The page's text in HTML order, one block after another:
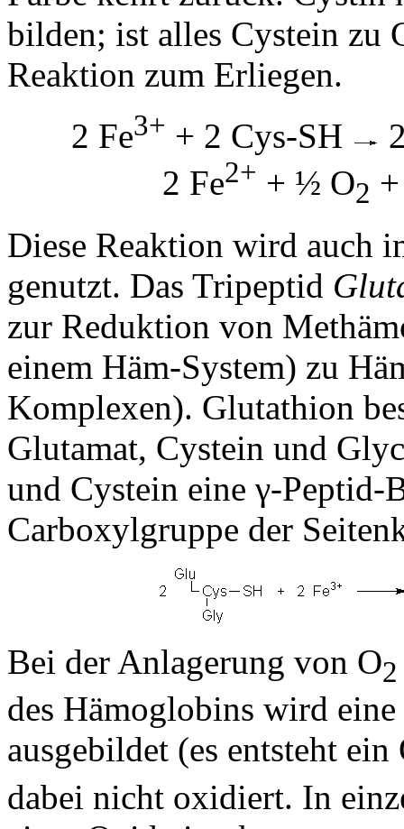
bilden; ist alles Cystein zu
Reaktion zum Erliegen.
2 Fe3+ + 2 Cys-SH
2 Fe2+ + ½ O2
Diese Reaktion wird auch
genutzt. Das Tripeptid
zur Reduktion von
einem Häm-System) zu
Komplexen). Glutathion
Glutamat, Cystein und
und Cystein eine γ-
Carboxylgruppe der
Bei der Anlagerung von O2
des Hämoglobins wird
ausgebildet (es entsteht ein
dabei nicht oxidiert. In